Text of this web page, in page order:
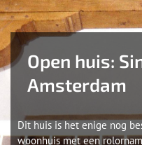
Open huis:
Amsterdam
Dit huis is het enige nog
woonhuis met een